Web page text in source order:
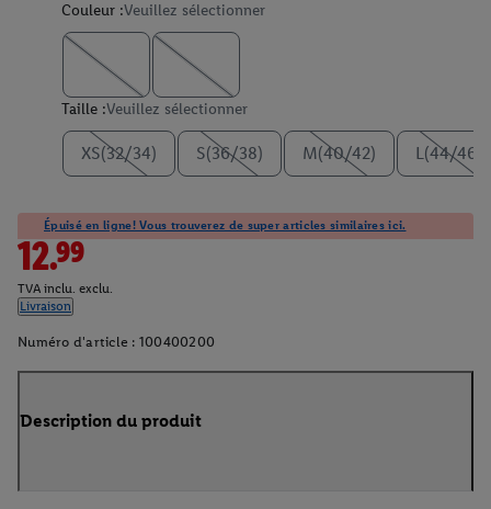
Couleur :Veuillez sélectionner
Taille :Veuillez sélectionner
XS(32/34) S(36/38) M(40/42) L(44/46)
Épuisé en ligne! Vous trouverez de super articles similaires ici.
12.99
TVA inclu. exclu.
Livraison
Numéro d'article : 100400200
Description du produit